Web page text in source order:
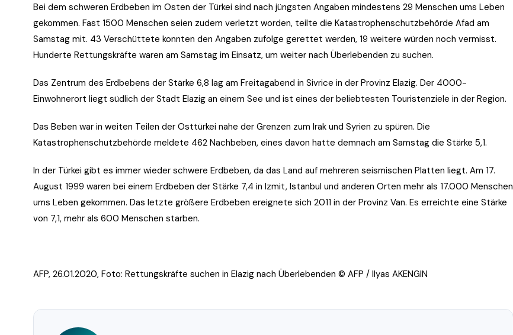
Bei dem schweren Erdbeben im Osten der Türkei sind nach jüngsten Angaben mindestens 29 Menschen ums Leben
gekommen. Fast 1500 Menschen seien zudem verletzt worden, teilte die Katastrophenschutzbehörde Afad am
Samstag mit. 43 Verschüttete konnten den Angaben zufolge gerettet werden, 19 weitere würden noch vermisst.
Hunderte Rettungskräfte waren am Samstag im Einsatz, um weiter nach Überlebenden zu suchen.
Das Zentrum des Erdbebens der Stärke 6,8 lag am Freitagabend in Sivrice in der Provinz Elazig. Der 4000-
Einwohnerort liegt südlich der Stadt Elazig an einem See und ist eines der beliebtesten Touristenziele in der Region.
Das Beben war in weiten Teilen der Osttürkei nahe der Grenzen zum Irak und Syrien zu spüren. Die
Katastrophenschutzbehörde meldete 462 Nachbeben, eines davon hatte demnach am Samstag die Stärke 5,1.
In der Türkei gibt es immer wieder schwere Erdbeben, da das Land auf mehreren seismischen Platten liegt. Am 17.
August 1999 waren bei einem Erdbeben der Stärke 7,4 in Izmit, Istanbul und anderen Orten mehr als 17.000 Menschen
ums Leben gekommen. Das letzte größere Erdbeben ereignete sich 2011 in der Provinz Van. Es erreichte eine Stärke
von 7,1, mehr als 600 Menschen starben.
AFP, 26.01.2020, Foto: Rettungskräfte suchen in Elazig nach Überlebenden © AFP / Ilyas AKENGIN